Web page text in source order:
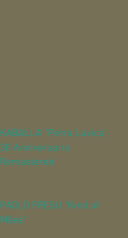
KABALLA' "Petra Lavica"
30 Anniversario
Remastered
PAOLO FRESU "Kind of
Miles"